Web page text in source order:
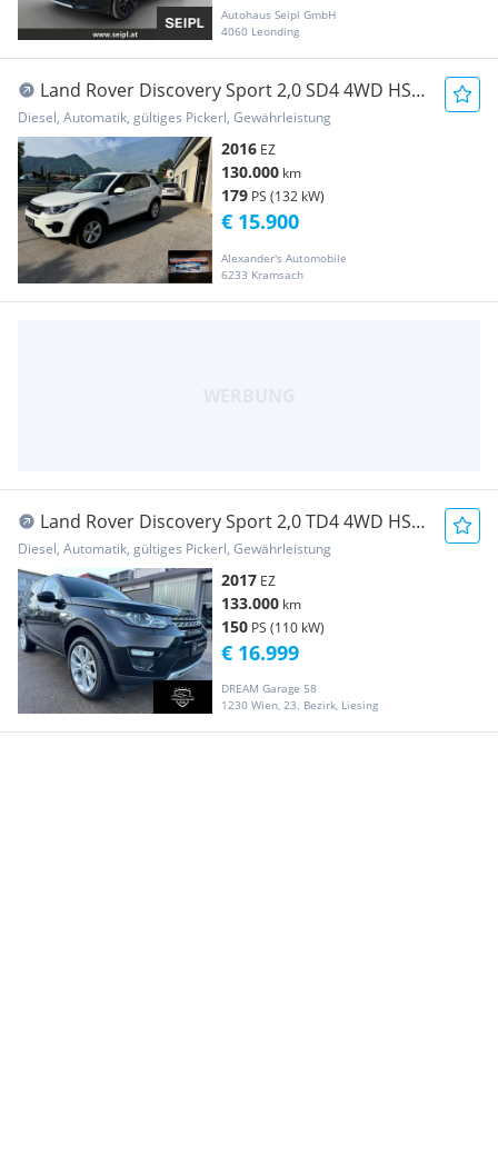
Autohaus Seipl GmbH
4060 Leonding
Land Rover Discovery Sport 2,0 SD4 4WD HSE
Luxury Aut.
Diesel, Automatik, gültiges Pickerl, Gewährleistung
2016 EZ
130.000 km
179 PS (132 kW)
Alexander's Automobile
6233 Kramsach
€ 15.900
Land Rover Discovery Sport 2,0 TD4 4WD HSE
Aut. **7 SITZER...
Diesel, Automatik, gültiges Pickerl, Gewährleistung
2017 EZ
133.000 km
150 PS (110 kW)
DREAM Garage 58
1230 Wien, 23. Bezirk, Liesing
€ 16.999